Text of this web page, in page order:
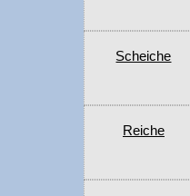
Scheiche
Reiche